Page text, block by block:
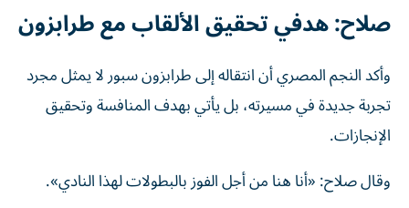
صلاح: هدفي تحقيق الألقاب مع طرابزون
وأكد النجم المصري أن انتقاله إلى طرابزون سبور لا يمثل مجرد
تجربة جديدة في مسيرته، بل يأتي بهدف المنافسة وتحقيق
الإنجازات.
وقال صلاح: «أنا هنا من أجل الفوز بالبطولات لهذا النادي».